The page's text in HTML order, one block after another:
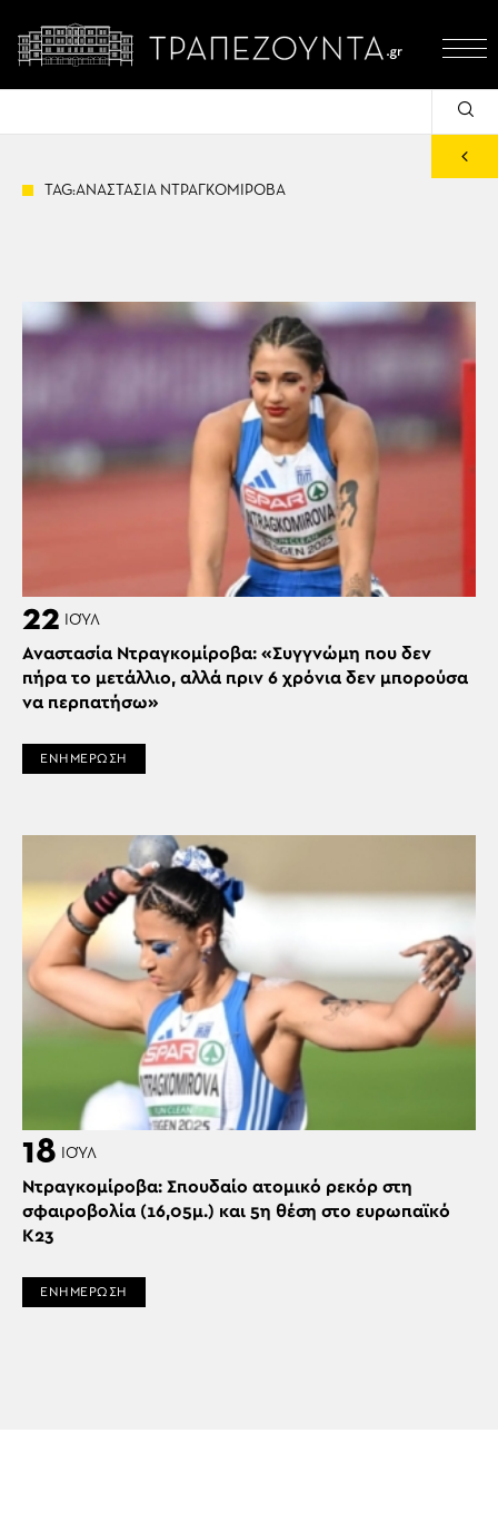
TAG:ΑΝΑΣΤΑΣΙΑ ΝΤΡΑΓΚΟΜΙΡΟΒΑ
22 ΙΟΎΛ
Αναστασία Ντραγκομίροβα: «Συγγνώμη που δεν
πήρα το μετάλλιο, αλλά πριν 6 χρόνια δεν μπορούσα
να περπατήσω»
ΕΝΗΜΕΡΩΣΗ
18 ΙΟΎΛ
Ντραγκομίροβα: Σπουδαίο ατομικό ρεκόρ στη
σφαιροβολία (16,05μ.) και 5η θέση στο ευρωπαϊκό
Κ23
ΕΝΗΜΕΡΩΣΗ